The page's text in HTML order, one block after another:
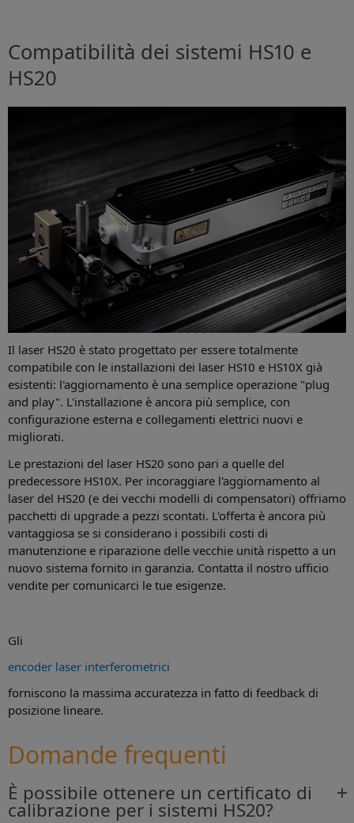
Compatibilità dei sistemi HS10 e
HS20
Il laser HS20 è stato progettato per essere totalmente
compatibile con le installazioni dei laser HS10 e HS10X già
esistenti: l'aggiornamento è una semplice operazione "plug
and play". L'installazione è ancora più semplice, con
configurazione esterna e collegamenti elettrici nuovi e
migliorati.
Le prestazioni del laser HS20 sono pari a quelle del
predecessore HS10X. Per incoraggiare l'aggiornamento al
laser del HS20 (e dei vecchi modelli di compensatori) offriamo
pacchetti di upgrade a pezzi scontati. L'offerta è ancora più
vantaggiosa se si considerano i possibili costi di
manutenzione e riparazione delle vecchie unità rispetto a un
nuovo sistema fornito in garanzia. Contatta il nostro ufficio
vendite per comunicarci le tue esigenze.
Gli
encoder laser interferometrici
forniscono la massima accuratezza in fatto di feedback di
posizione lineare.
Domande frequenti
È possibile ottenere un certificato di
calibrazione per i sistemi HS20?